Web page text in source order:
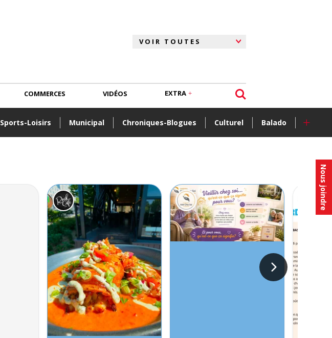
Nous joindre
Sports-Loisirs Municipal Chroniques-Blogues Culturel Balado +
COMMERCES VIDÉOS EXTRA